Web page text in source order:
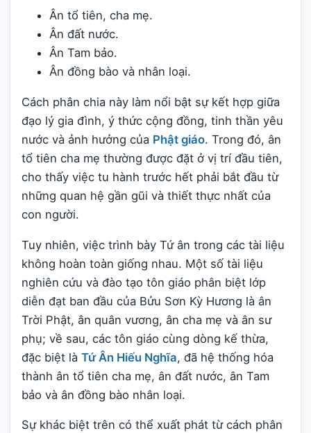
Ân tổ tiên, cha mẹ.
Ân đất nước.
Ân Tam bảo.
Ân đồng bào và nhân loại.
Cách phân chia này làm nổi bật sự kết hợp giữa
đạo lý gia đình, ý thức cộng đồng, tinh thần yêu
nước và ảnh hưởng của Phật giáo. Trong đó, ân
tổ tiên cha mẹ thường được đặt ở vị trí đầu tiên,
cho thấy việc tu hành trước hết phải bắt đầu từ
những quan hệ gần gũi và thiết thực nhất của
con người.
Tuy nhiên, việc trình bày Tứ ân trong các tài liệu
không hoàn toàn giống nhau. Một số tài liệu
nghiên cứu và đào tạo tôn giáo phân biệt lớp
diễn đạt ban đầu của Bửu Sơn Kỳ Hương là ân
Trời Phật, ân quân vương, ân cha mẹ và ân sư
phụ; về sau, các tôn giáo cùng dòng kế thừa,
đặc biệt là Tứ Ân Hiếu Nghĩa, đã hệ thống hóa
thành ân tổ tiên cha mẹ, ân đất nước, ân Tam
bảo và ân đồng bào nhân loại.
Sự khác biệt trên có thể xuất phát từ cách phân